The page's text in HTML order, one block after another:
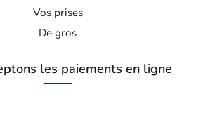
Vos prises
De gros
les paiements en ligne